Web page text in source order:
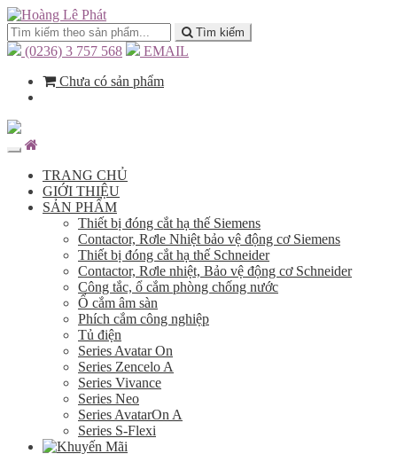
Tìm kiếm
(0236) 3 757 568
EMAIL
Chưa có sản phẩm
TRANG CHỦ
GIỚI THIỆU
SẢN PHẨM
Thiết bị đóng cắt hạ thế Siemens
Contactor, Rơle Nhiệt bảo vệ động cơ Siemens
Thiết bị đóng cắt hạ thế Schneider
Contactor, Rơle nhiệt, Bảo vệ động cơ Schneider
Công tắc, ổ cắm phòng chống nước
Ổ cắm âm sàn
Phích cắm công nghiệp
Tủ điện
Series Avatar On
Series Zencelo A
Series Vivance
Series Neo
Series AvatarOn A
Series S-Flexi